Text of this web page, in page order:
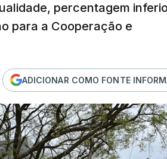
percentagem
para a Cooperação e
ADICIONAR COMO FONTE